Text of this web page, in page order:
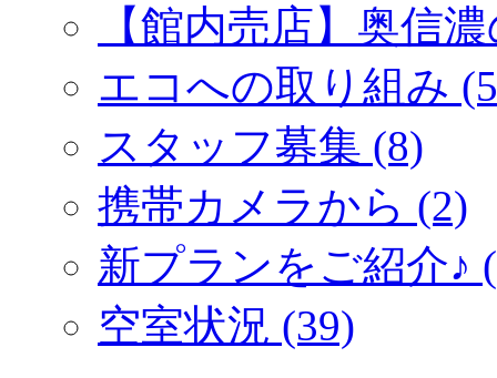
【館内売店】奥信
エコへの取り組み
スタッフ募集 (8)
携帯カメラから (2)
新プランをご紹介♪
空室状況 (39)